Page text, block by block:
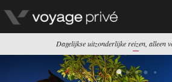
Dagelijkse uitzonderlijke reizen, alleen